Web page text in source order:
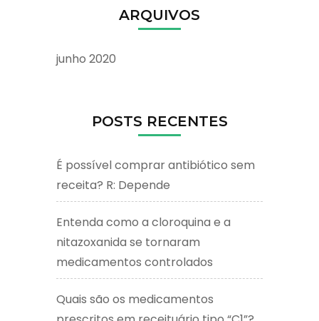
ARQUIVOS
junho 2020
POSTS RECENTES
É possível comprar antibiótico sem
receita? R: Depende
Entenda como a cloroquina e a
nitazoxanida se tornaram
medicamentos controlados
Quais são os medicamentos